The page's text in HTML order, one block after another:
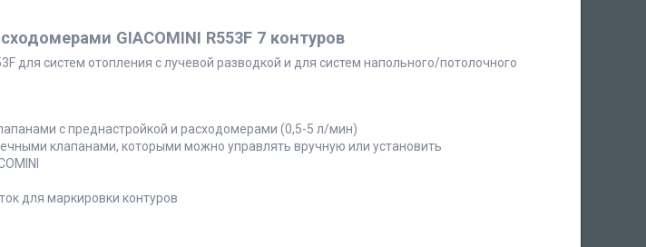
GIACOMINI R553F 7 контуров
для систем отопления с лучевой разводкой и для систем напольного/потолочного
с преднастройкой и расходомерами (0,5-5 л/мин)
клапанами, которыми можно управлять вручную или установить
для маркировки контуров